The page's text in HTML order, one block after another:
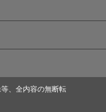
、全内容の無断転